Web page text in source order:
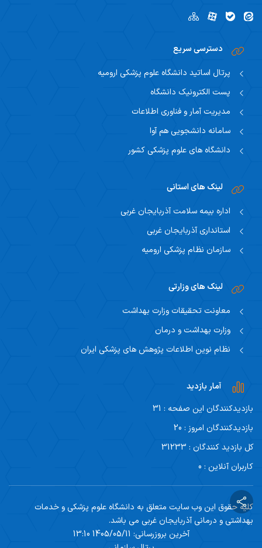
دسترسی سریع
پرتال اساتید دانشگاه علوم پزشکی ارومیه
پست الکترونیک دانشگاه
مدیریت آمار و فناوری اطلاعات
سامانه دانشجویی هم آوا
دانشگاه های علوم پزشکی کشور
لینک های استانی
اداره بیمه سلامت آذربایجان غربی
استانداری آذربایجان غربی
سازمان نظام پزشکی ارومیه
لینک های وزارتی
معاونت تحقیقات وزارت بهداشت
وزارت بهداشت و درمان
نظام نوین اطلاعات پژوهش های پزشکی ایران
آمار بازدید
بازدیدکنندگان این صفحه : 31
بازدیدکنندگان امروز : 20
کل بازدید کنندگان : 31233
کاربران آنلاین : 0
کلیه حقوق این وب سایت متعلق به دانشگاه علوم پزشکی و خدمات
بهداشتی و درمانی آذربایجان غربی می باشد.
آخرین بروزرسانی: 1405/05/11 13:10